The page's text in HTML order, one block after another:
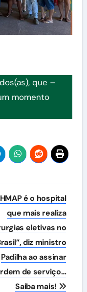
que –
momento
é o hospital
que mais realiza
eletivas no
diz ministro
Padilha ao assinar
de serviço…
Saiba mais!